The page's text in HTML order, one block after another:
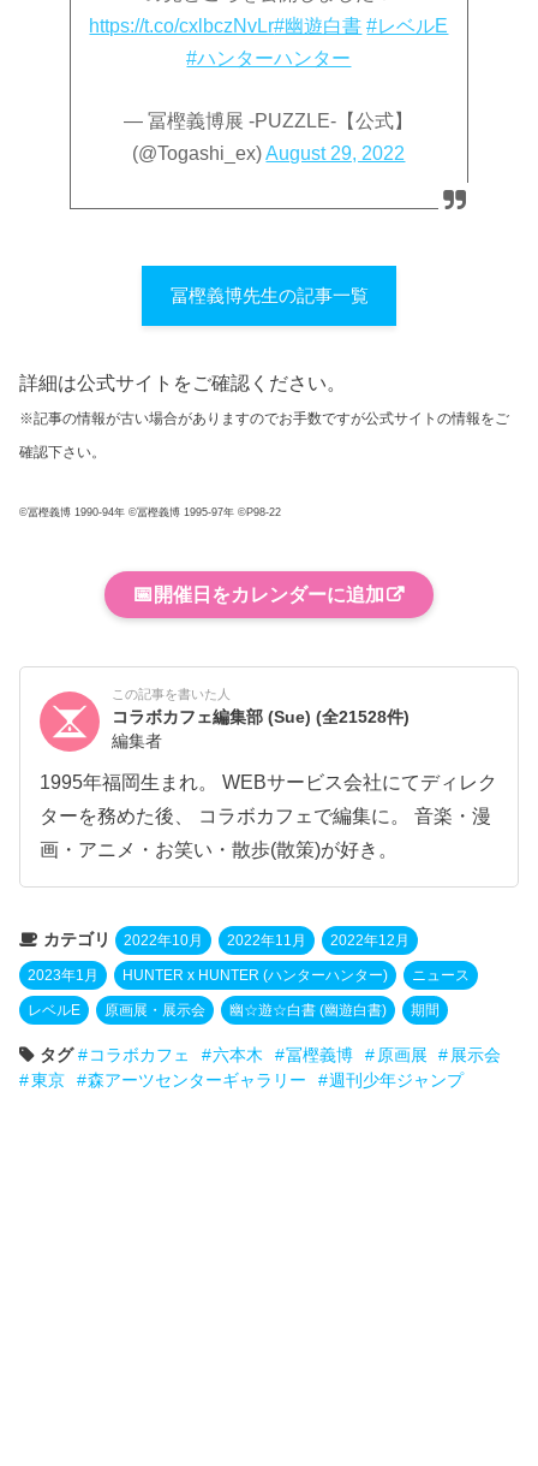
https://t.co/cxlbczNvLr#幽遊白書 #レベルE
#ハンターハンター
— 冨樫義博展 -PUZZLE-【公式】
(@Togashi_ex)August 29, 2022
冨樫義博先生の記事一覧
詳細は公式サイトをご確認ください。
※記事の情報が古い場合がありますのでお手数ですが公式サイトの情報をご
確認下さい。
©冨樫義博 1990-94年 ©冨樫義博 1995-97年 ©P98-22
📅 開催日をカレンダーに追加
この記事を書いた人
コラボカフェ編集部 (Sue)(全21528件)
編集者
1995年福岡生まれ。 WEBサービス会社にてディレク
ターを務めた後、 コラボカフェで編集に。 音楽・漫
画・アニメ・お笑い・散歩(散策)が好き。
カテゴリ 2022年10月 2022年11月 2022年12月
2023年1月 HUNTER x HUNTER (ハンターハンター) ニュース
レベルE 原画展・展示会 幽☆遊☆白書 (幽遊白書) 期間
タグ コラボカフェ 六本木 冨樫義博 原画展
展示会
東京
森アーツセンターギャラリー 週刊少年ジャンプ